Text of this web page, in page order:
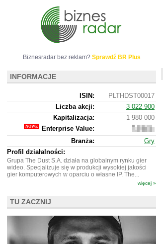
Biznesradar bez reklam? Sprawdź BR Plus
INFORMACJE
ISIN:
PLTHDST00017
Liczba akcji:
3 022 900
Kapitalizacja:
1 980 000
Enterprise Value:
952
000
Branża:
Gry
Profil działalności:
Grupa The Dust S.A. działa na globalnym rynku gier
wideo. Specjalizuje się w produkcji wysokiej jakości
gier komputerowych w oparciu o własne IP. The...
więcej »
TU ZACZNIJ